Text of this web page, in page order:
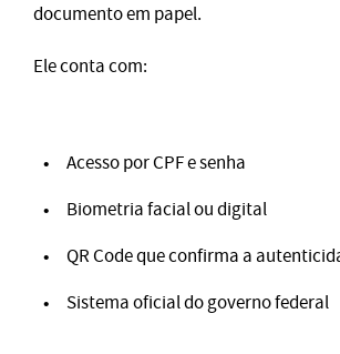
documento em papel.
Ele conta com:
Acesso por CPF e senha
Biometria facial ou digital
QR Code que confirma a
Sistema oficial do governo federal